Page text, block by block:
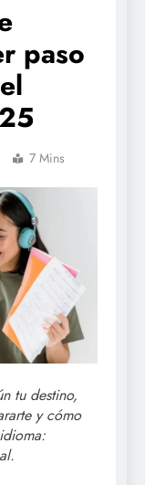
paso
7 Mins
tu destino,
y cómo